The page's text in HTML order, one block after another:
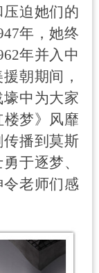
迫她们的
年，她终
年并入中
朝期间，
中为大家
梦》风靡
播到莫斯
于逐梦、
老师们感